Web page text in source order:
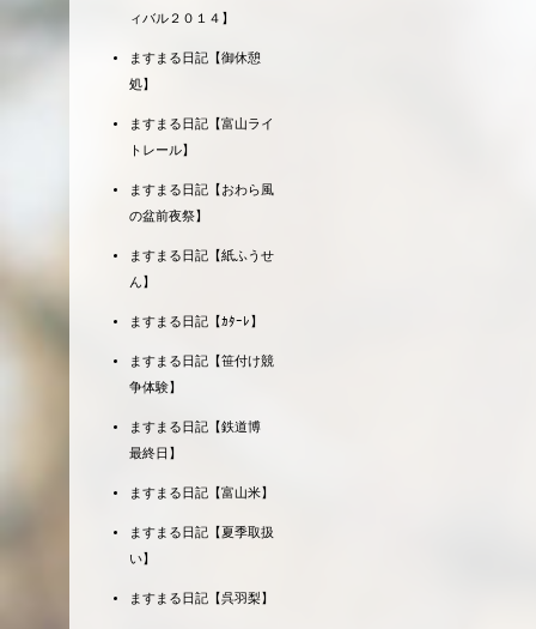
ィバル２０１４】
ますまる日記【御休憩
処】
ますまる日記【富山ライ
トレール】
ますまる日記【おわら風
の盆前夜祭】
ますまる日記【紙ふうせ
ん】
ますまる日記【ｶﾀｰﾚ】
ますまる日記【笹付け競
争体験】
ますまる日記【鉄道博
最終日】
ますまる日記【富山米】
ますまる日記【夏季取扱
い】
ますまる日記【呉羽梨】